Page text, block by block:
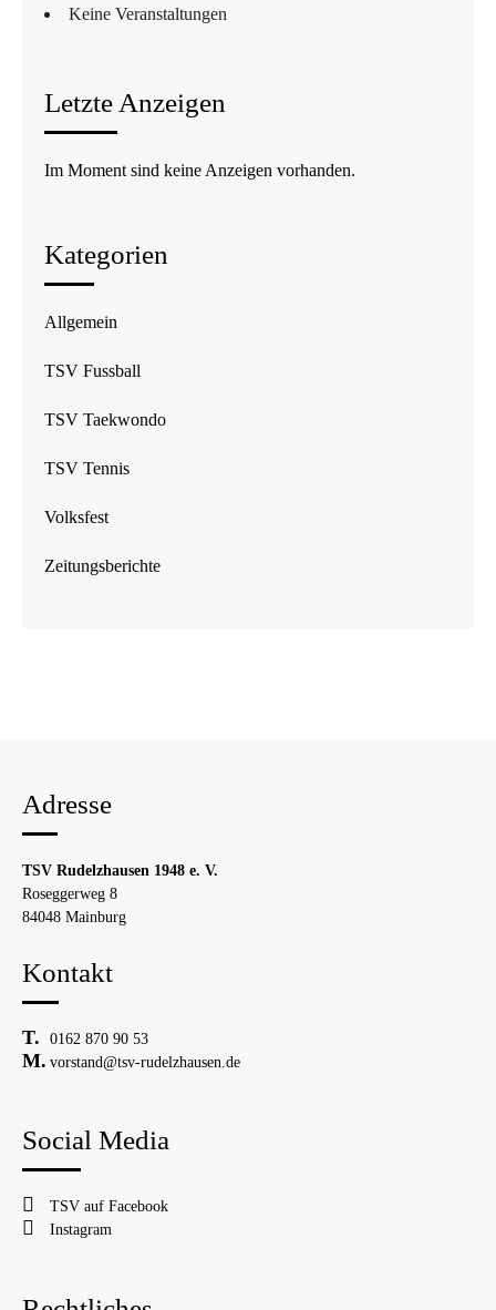
Keine Veranstaltungen
Letzte Anzeigen
Im Moment sind keine Anzeigen vorhanden.
Kategorien
Allgemein
TSV Fussball
TSV Taekwondo
TSV Tennis
Volksfest
Zeitungsberichte
Adresse
TSV Rudelzhausen 1948 e. V.
Roseggerweg 8
84048 Mainburg
Kontakt
0162 870 90 53
vorstand@tsv-rudelzhausen.de
Social Media
TSV auf Facebook
Instagram